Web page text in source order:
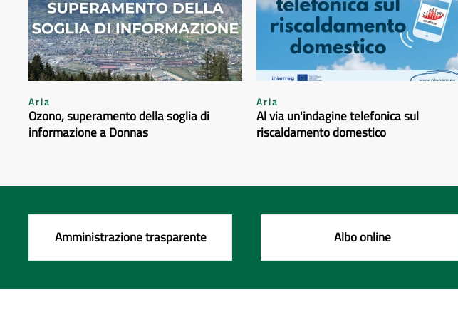
Aria
Ozono, superamento della soglia di
informazione a Donnas
Aria
Al via un'indagine telefonica sul
riscaldamento domestico
Amministrazione trasparente Albo online